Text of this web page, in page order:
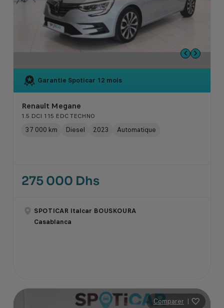
Garantie Spoticar 12 mois
Renault Megane
1.5 DCI 115 EDC TECHNO
37 000 km Diesel 2023 Automatique
275 000 Dhs
SPOTICAR Italcar BOUSKOURA
Casablanca
Comparer |